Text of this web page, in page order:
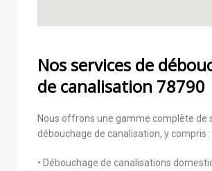
Nos services de
de canalisation 78790
Nous offrons une gamme complète de
débouchage de canalisation, y compris :
• Débouchage de canalisations